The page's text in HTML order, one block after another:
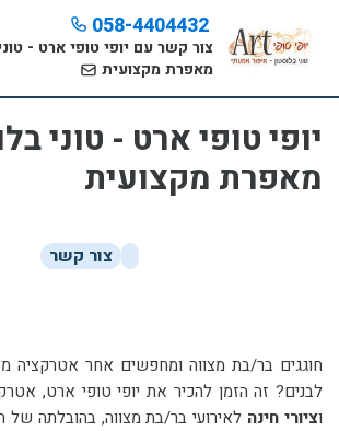
058-4404432
צור קשר עם יופי טופי ארט -
מאפרת מקצועית
יופי טופי ארט - טוני
מאפרת מקצועית
צור קשר
חוגגים בר/בת מצווה ומחפשים אחר אטרקציה
לבנים? זה הזמן להכיר את יופי טופי ארט,
וציורי חינה לאירועי בר/בת מצווה, בהובלתה של